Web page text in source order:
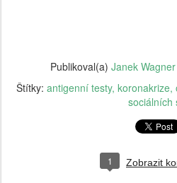
Publikoval(a) Janek Wagner
Štítky: antigenní testy koronakrize
sociálních
1 Zobrazit